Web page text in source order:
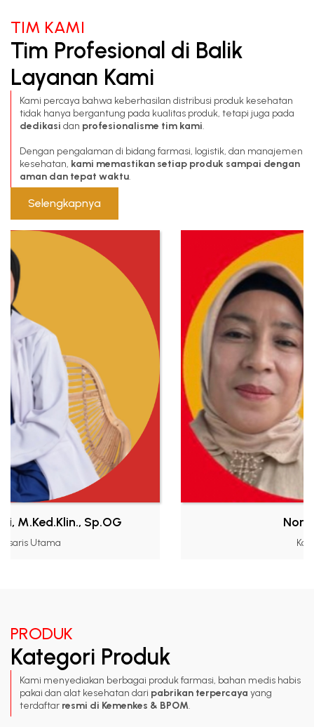
TIM KAMI
Tim Profesional di Balik
Layanan Kami
Kami percaya bahwa keberhasilan distribusi produk kesehatan
tidak hanya bergantung pada kualitas produk, tetapi juga pada
dedikasi dan profesionalisme tim kami.
Dengan pengalaman di bidang farmasi, logistik, dan manajemen
kesehatan, kami memastikan setiap produk sampai dengan
aman dan tepat waktu.
Selengkapnya
Sp.OG Noni Anapu
PRODUK
Kategori Produk
Kami menyediakan berbagai produk farmasi, bahan medis habis
pakai dan alat kesehatan dari pabrikan terpercaya yang
terdaftar resmi di Kemenkes & BPOM.